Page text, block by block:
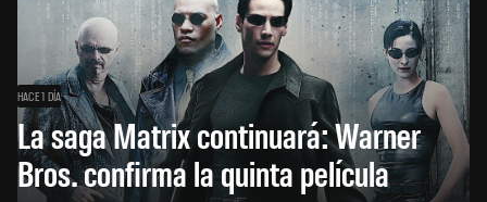
HACE 1 DÍA
La saga Matrix continuará: Warner
Bros. confirma la quinta película